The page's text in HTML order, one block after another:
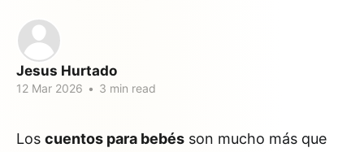
Jesus Hurtado
12 Mar 2026 • 3 min read
Los cuentos para bebés son mucho más que